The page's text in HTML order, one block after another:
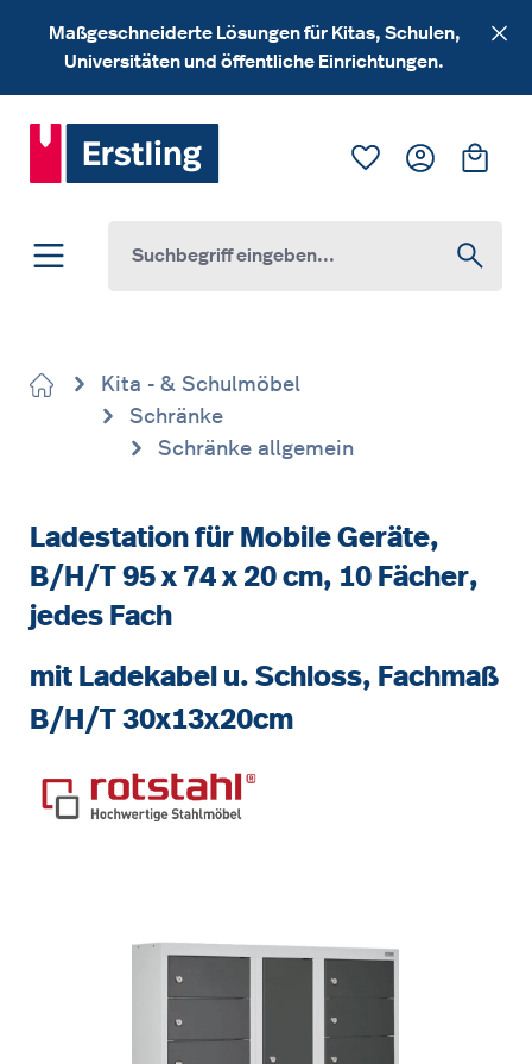
Zum Hauptinhalt springen
Maßgeschneiderte Lösungen für Kitas, Schulen,
Universitäten und öffentliche Einrichtungen.
Du hast 0
Kita - & Schulmöbel
Schränke
Schränke allgemein
Ladestation für Mobile Geräte,
B/H/T 95 x 74 x 20 cm, 10 Fächer,
jedes Fach
mit Ladekabel u. Schloss, Fachmaß
B/H/T 30x13x20cm